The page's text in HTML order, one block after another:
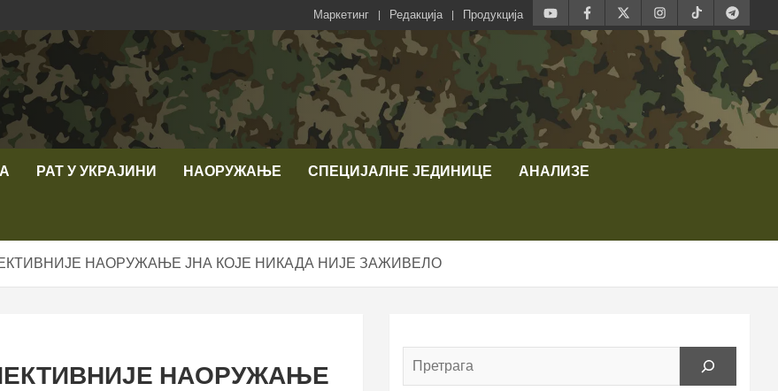
Маркетинг Редакција Продукција
РАТ У УКРАЈИНИ НАОРУЖАЊЕ СПЕЦИЈАЛНЕ ЈЕДИНИЦЕ АНАЛИЗЕ
НАОРУЖАЊЕ ЈНА КОЈЕ НИКАДА НИЈЕ ЗАЖИВЕЛО
НАОРУЖАЊЕ